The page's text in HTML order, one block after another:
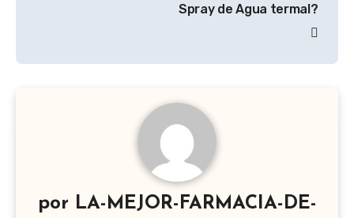
Spray de Agua termal?
por LA-MEJOR-FARMACIA-DE-